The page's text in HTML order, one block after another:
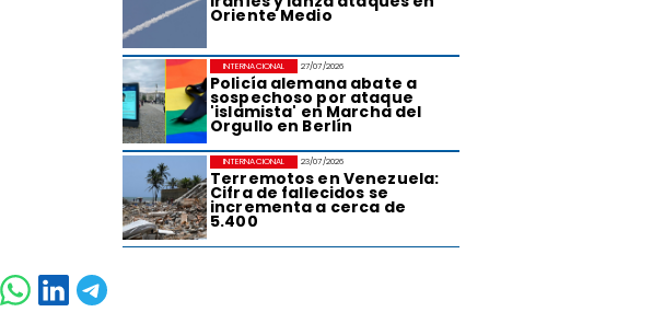
Oriente Medio
27/07/2026
Policía alemana abate a
sospechoso por ataque
'islamista' en Marcha del
Orgullo en Berlín
INTERNACIONAL
23/07/2026
Terremotos en Venezuela:
Cifra de fallecidos se
incrementa a cerca de
5.400
INTERNACIONAL